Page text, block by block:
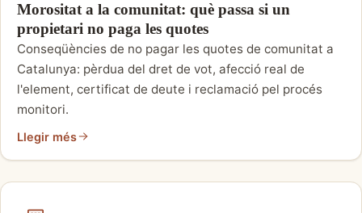
Morositat a la comunitat: què passa si un
propietari no paga les quotes
Conseqüències de no pagar les quotes de comunitat a
Catalunya: pèrdua del dret de vot, afecció real de
l'element, certificat de deute i reclamació pel procés
monitori.
Llegir més